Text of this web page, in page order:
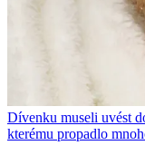
Dívenku museli uvést
kterému propadlo